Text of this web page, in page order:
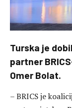
Turska je
partner
Omer Bolat.
– BRICS je